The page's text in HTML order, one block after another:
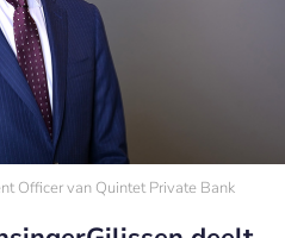
Officer van Quintet Private Bank